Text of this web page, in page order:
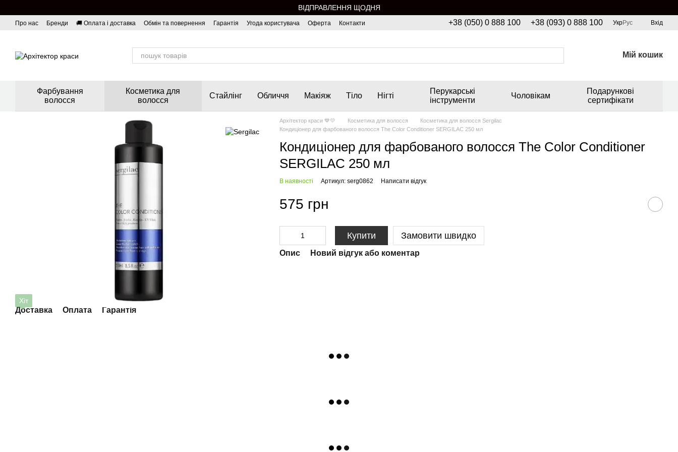
ВІДПРАВЛЕННЯ ЩОДНЯ
Про нас Бренди 🚚 Оплата і доставка Обмін та повернення Гарантія Угода користувача Оферта Контакти +38 (050) 0 888 100 +38 (093) 0 888 100 УкрРус Вхід
Мій кошик
Фарбування
волосся
Косметика для
волосся
Стайлінг Обличчя Макіяж Тіло Нігті
Перукарські
інструменти
Чоловікам
Подарункові
сертифікати
Хіт
Доставка Оплата Гарантія
Архітектор краси 💙💛 Косметика для волосся
Косметика для волосся Sergilac
Кондиціонер для фарбованого волосся The Color Conditioner SERGILAC 250 мл
Кондиціонер для фарбованого волосся The Color Conditioner
SERGILAC 250 мл
В наявності Артикул: serg0862 Написати відгук
575 грн
Купити Замовити швидко
Опис Новий відгук або коментар